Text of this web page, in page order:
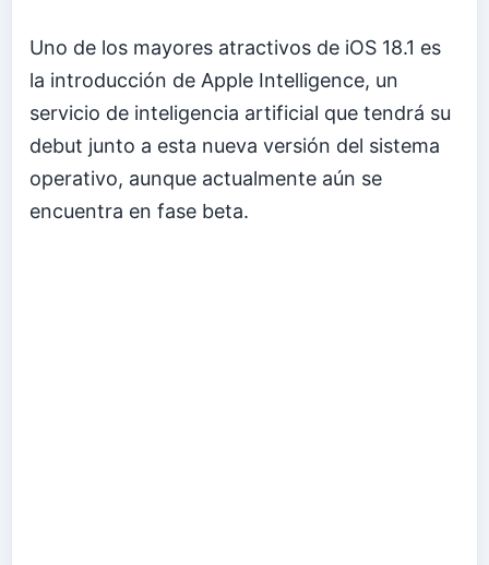
Uno de los mayores atractivos de iOS 18.1 es
la introducción de Apple Intelligence, un
servicio de inteligencia artificial que tendrá su
debut junto a esta nueva versión del sistema
operativo, aunque actualmente aún se
encuentra en fase beta.